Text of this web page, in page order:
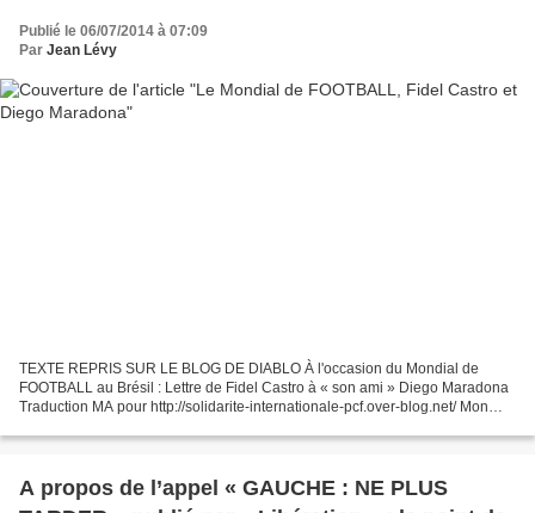
Publié le 06/07/2014 à 07:09
Par Jean Lévy
TEXTE REPRIS SUR LE BLOG DE DIABLO À l'occasion du Mondial de
FOOTBALL au Brésil : Lettre de Fidel Castro à « son ami » Diego Maradona
Traduction MA pour http://solidarite-internationale-pcf.over-blog.net/ Mon
A propos de l’appel « GAUCHE : NE PLUS